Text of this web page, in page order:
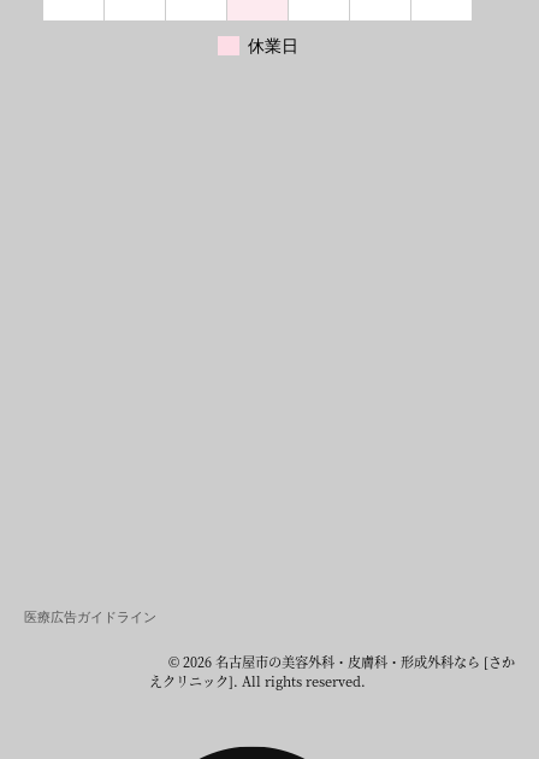
休業日
医療広告ガイドライン
© 2026 名古屋市の美容外科・皮膚科・形成外科なら [さか
えクリニック]. All rights reserved.